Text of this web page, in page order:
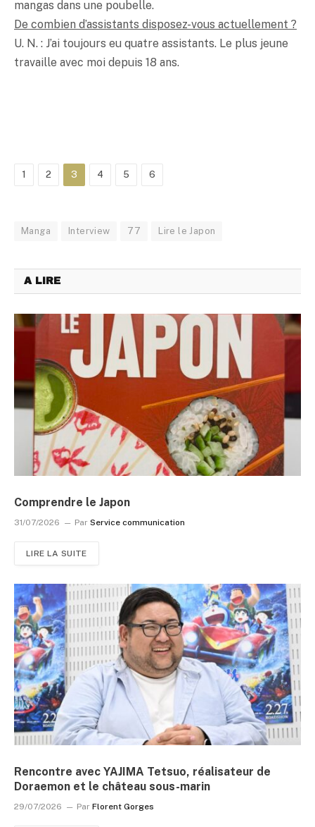
mangas dans une poubelle.
De combien d’assistants disposez-vous actuellement ?
U. N. : J’ai toujours eu quatre assistants. Le plus jeune
travaille avec moi depuis 18 ans.
1 2 3 4 5 6
Manga Interview 77 Lire le Japon
A LIRE
Comprendre le Japon
31/07/2026 Par Service communication
LIRE LA SUITE
Rencontre avec YAJIMA Tetsuo, réalisateur de
Doraemon et le château sous-marin
29/07/2026 Par Florent Gorges